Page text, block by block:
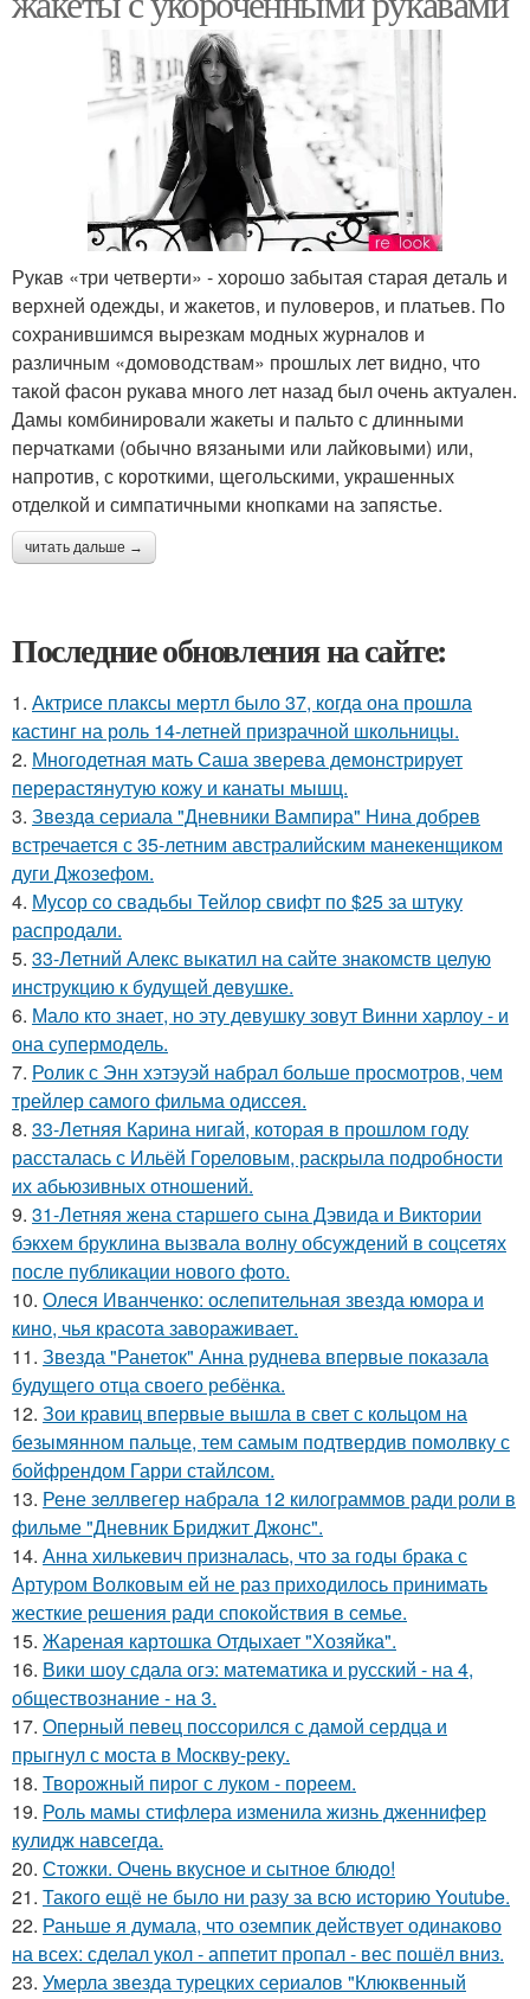
Рукав «три четверти» - хорошо забытая старая деталь и
верхней одежды, и жакетов, и пуловеров, и платьев. По
сохранившимся вырезкам модных журналов и
различным «домоводствам» прошлых лет видно, что
такой фасон рукава много лет назад был очень актуален.
Дамы комбинировали жакеты и пальто с длинными
перчатками (обычно вязаными или лайковыми) или,
напротив, с короткими, щегольскими, украшенных
отделкой и симпатичными кнопками на запястье.
читать дальше →
Последние обновления на сайте:
1. Актрисе плаксы мертл было 37, когда она прошла
кастинг на роль 14-летней призрачной школьницы.
2. Многодетная мать Саша зверева демонстрирует
перерастянутую кожу и канаты мышц.
3. Звeздa сериала "Дневники Вампира" Нина добрев
встречается с 35-летним австралийским манекенщиком
дуги Джозефом.
4. Мусор со свадьбы Тейлор свифт по $25 за штуку
распродали.
5. 33-Летний Алекс выкатил на сайте знакомств целую
инструкцию к будущей девушке.
6. Мало кто знает, но эту девушку зовут Винни харлоу - и
она супермодель.
7. Ролик с Энн хэтэуэй набрал больше просмотров, чем
трейлер самого фильма одиссея.
8. 33-Летняя Карина нигай, которая в прошлом году
рассталась с Ильёй Гореловым, раскрыла подробности
их абьюзивных отношений.
9. 31-Летняя жена старшего сына Дэвида и Виктории
бэкхем бруклина вызвала волну обсуждений в соцсетях
после публикации нового фото.
10. Олеся Иванченко: ослепительная звезда юмора и
кино, чья красота завораживает.
11. Звезда "Ранеток" Анна руднева впервые показала
будущего отца своего ребёнка.
12. Зои кравиц впервые вышла в свет с кольцом на
безымянном пальце, тем самым подтвердив помолвку с
бойфрендом Гарри стайлсом.
13. Рене зеллвегер набрала 12 килограммов ради роли в
фильме "Дневник Бриджит Джонс".
14. Анна хилькевич призналась, что за годы брака с
Артуром Волковым ей не раз приходилось принимать
жесткие решения ради спокойствия в семье.
15. Жареная картошка Отдыхает "Хозяйка".
16. Вики шоу сдала огэ: математика и русский - на 4,
обществознание - на 3.
17. Оперный певец поссорился с дамой сердца и
прыгнул с моста в Москву-реку.
18. Творожный пирог с луком - пореем.
19. Роль мамы стифлера изменила жизнь дженнифер
кулидж навсегда.
20. Стожки. Очень вкусное и сытное блюдо!
21. Такого ещё не было ни разу за всю историю Youtube.
22. Раньше я думала, что оземпик действует одинаково
на всех: сделал укол - аппетит пропал - вес пошёл вниз.
23. Умерла звезда турецких сериалов "Клюквенный